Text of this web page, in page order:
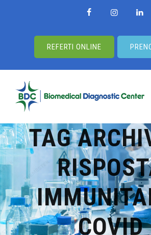
REFERTI ONLINE
TAG
COVID